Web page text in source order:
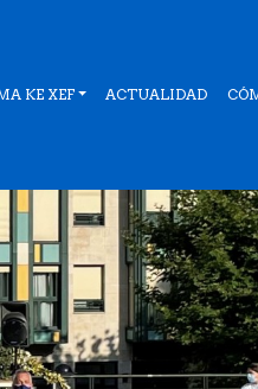
KE XEF ACTUALIDAD